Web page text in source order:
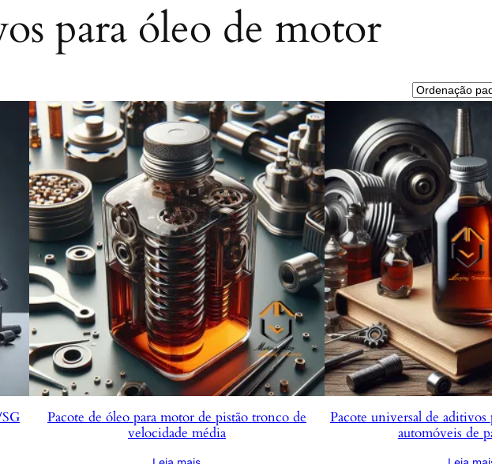
para óleo de motor
Pacote de óleo para motor de pistão tronco de
velocidade média
Pacote universal de
automóveis de